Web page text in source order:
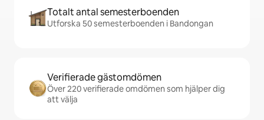
Totalt antal semesterboenden
Utforska 50 semesterboenden i Bandongan
Verifierade gästomdömen
Över 220 verifierade omdömen som hjälper dig
att välja